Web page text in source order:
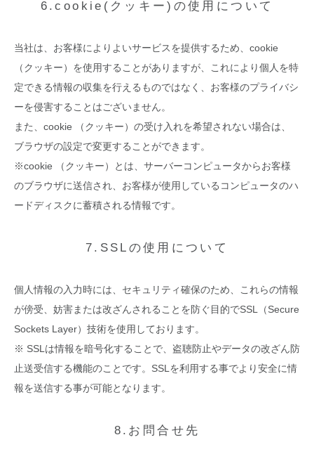
6.cookie(クッキー)の使用について
当社は、お客様によりよいサービスを提供するため、cookie
（クッキー）を使用することがありますが、これにより個人を特
定できる情報の収集を行えるものではなく、お客様のプライバシ
ーを侵害することはございません。
また、cookie （クッキー）の受け入れを希望されない場合は、
ブラウザの設定で変更することができます。
※cookie （クッキー）とは、サーバーコンピュータからお客様
のブラウザに送信され、お客様が使用しているコンピュータのハ
ードディスクに蓄積される情報です。
7.SSLの使用について
個人情報の入力時には、セキュリティ確保のため、これらの情報
が傍受、妨害または改ざんされることを防ぐ目的でSSL（Secure
Sockets Layer）技術を使用しております。
※ SSLは情報を暗号化することで、盗聴防止やデータの改ざん防
止送受信する機能のことです。SSLを利用する事でより安全に情
報を送信する事が可能となります。
8.お問合せ先